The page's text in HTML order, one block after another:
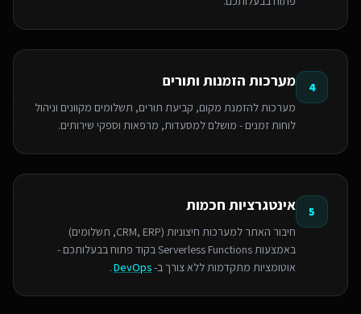
4 מערכות הזמנות ותורים
מערכות להזמנת מקום, קביעת תורים, תשלומים מקוונים וניהול
לוחות זמנים - מושלם למסעדות, מרפאות וספקי שירותים.
5 אינטגרציות חכמות
חיבור האתר למערכות חיצוניות (CRM, ERP, תשלומים)
באמצעות Serverless Functions בקוד פתוח בבעלותכם -
אוטומציות מתקדמות ללא צורך ב-DevOps
.